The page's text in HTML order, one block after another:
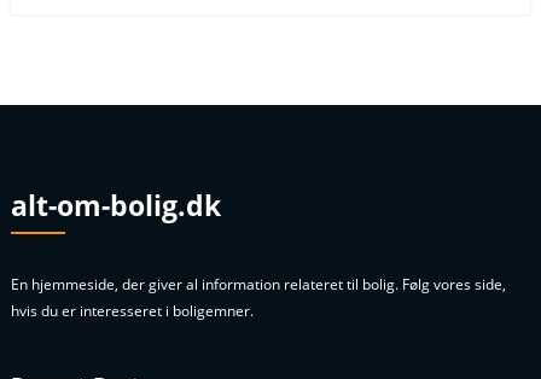
alt-om-bolig.dk
En hjemmeside, der giver al information relateret til bolig. Følg vores side,
hvis du er interesseret i boligemner.